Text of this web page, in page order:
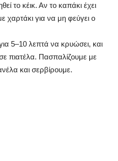
το κέικ. Αν το καπάκι έχει
χαρτάκι για να μη φεύγει ο
5–10 λεπτά να κρυώσει, και
πιατέλα. Πασπαλίζουμε με
και σερβίρουμε.